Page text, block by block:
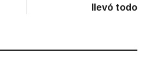
llevó todo